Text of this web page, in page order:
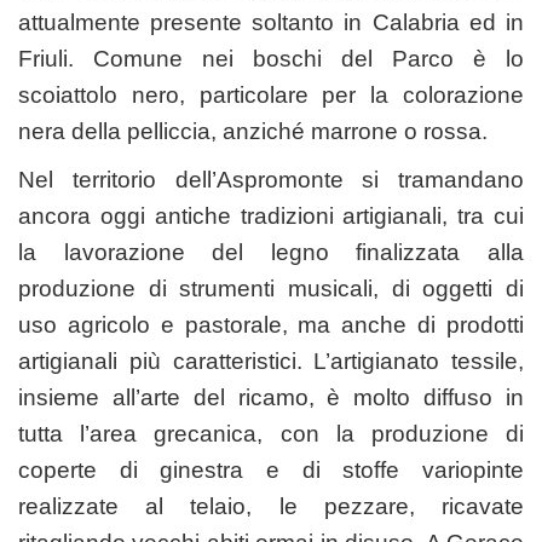
attualmente presente soltanto in Calabria ed in
Friuli. Comune nei boschi del Parco è lo
scoiattolo nero, particolare per la colorazione
nera della pelliccia, anziché marrone o rossa.
Nel territorio dell’Aspromonte si tramandano
ancora oggi antiche tradizioni artigianali, tra cui
la lavorazione del legno finalizzata alla
produzione di strumenti musicali, di oggetti di
uso agricolo e pastorale, ma anche di prodotti
artigianali più caratteristici. L’artigianato tessile,
insieme all’arte del ricamo, è molto diffuso in
tutta l’area grecanica, con la produzione di
coperte di ginestra e di stoffe variopinte
realizzate al telaio, le pezzare, ricavate